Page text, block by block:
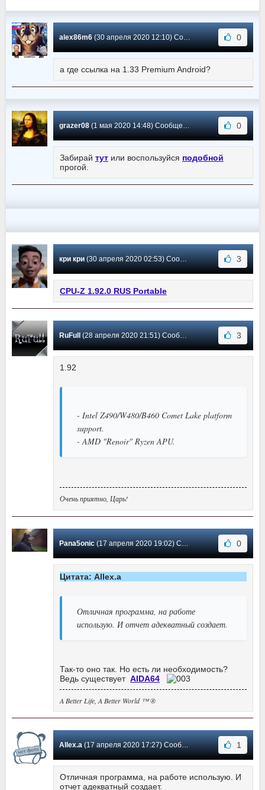
alex86m6(30 апреля 2020 12:10) Сообщение #311 0
а где ссылка на 1.33 Premium Android?
grazer08(1 мая 2020 14:48) Сообщение #310 0
Забирай тут или воспользуйся подобной
прогой.
кри кри(30 апреля 2020 02:53) Сообщение #309 3
CPU-Z 1.92.0 RUS Portable
RuFull(28 апреля 2020 21:51) Сообщение #308 3
1.92
- Intel Z490/W480/B460 Comet Lake platform
support.
- AMD "Renoir" Ryzen APU.
Очень приятно, Царь!
Pana5onic(17 апреля 2020 19:02) Сообщение #307 0
Цитата: Allex.a
Отличная программа, на работе
использую. И отчет адекватный создает.
Так-то оно так. Но есть ли необходимость?
Ведь существует AIDA64
A Better Life, A Better World ™ ®
Allex.a(17 апреля 2020 17:27) Сообщение #306 1
Отличная программа, на работе использую. И
отчет адекватный создает.